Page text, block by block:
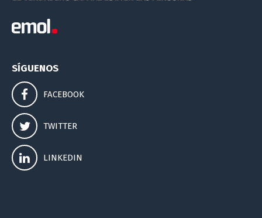
SÍGUENOS
FACEBOOK
TWITTER
LINKEDIN